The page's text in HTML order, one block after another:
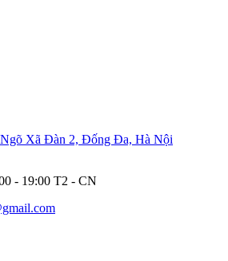
Ngõ Xã Đàn 2, Đống Đa, Hà Nội
- 19:00 T2 - CN